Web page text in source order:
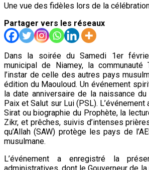
Une vue des fidèles lors de la
Partager vers les réseaux
Dans la soirée du Samedi 1er
municipal de Niamey, la communauté
l’instar de celle des autres pays
édition du Maouloud. Un événement
la date anniversaire de la naissance
Paix et Salut sur Lui (PSL). L’événement
Sirat ou biographie du Prophète, la
Zikr, et prêches, suivis d’intenses
qu’Allah (SAW) protège les pays de
musulmane.
L’événement a enregistré la
administratives, dont le Gouverneur de